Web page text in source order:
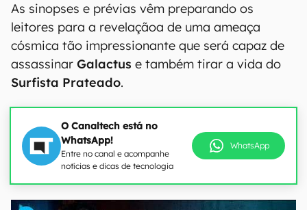
As sinopses e prévias vêm preparando os
leitores para a revelaçãoa de uma ameaça
cósmica tão impressionante que será capaz de
assassinar Galactus e também tirar a vida do
Surfista Prateado.
O Canaltech está no
WhatsApp!
Entre no canal e acompanhe
notícias e dicas de tecnologia
WhatsApp